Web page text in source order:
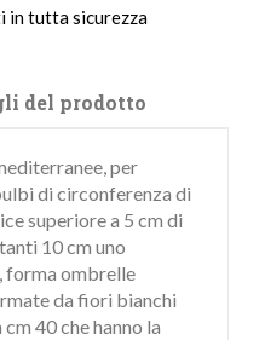
in tutta sicurezza
del prodotto
per
di circonferenza di
superiore a 5 cm di
10 cm uno
forma ombrelle
da fiori bianchi
40 che hanno la